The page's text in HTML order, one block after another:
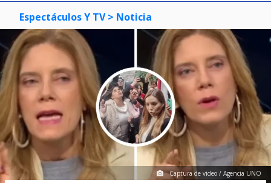
Espectáculos Y TV > Noticia
Captura de video / Agencia UNO